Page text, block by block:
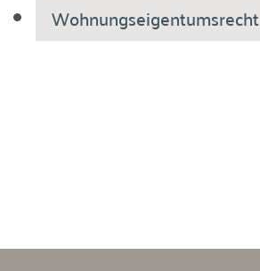
Wohnungseigentumsrecht